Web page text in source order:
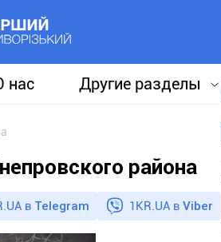
нас Другие разделы
района
в Telegram 1KR.UA в Viber